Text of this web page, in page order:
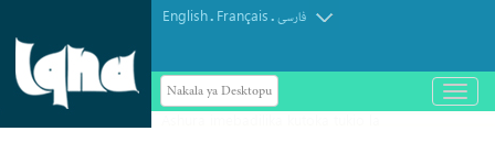
English. Français.فارسی
Nakala ya Desktopu
باز
و